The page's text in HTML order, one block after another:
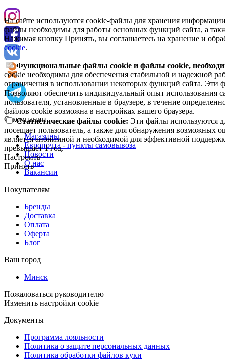
На сайте используются cookie-файлы для хранения
файлы необходимы для работы основных функций сайта, а
Нажимая кнопку Принять, вы соглашаетесь на хранение и
cookie.
Функциональные файлы cookie и файлы cookie,
cookie необходимы для обеспечения стабильной и надежной
ограничения в использовании некоторых функций сайта. Эти
Позволяют обеспечить индивидуальный опыт использования
пользователя, установленные в браузере, в течение
файлов cookie возможна в настройках вашего браузера.
Статистические файлы cookie: Эти файлы используются
посещает пользователь, а также для обнаружения возможных
является анонимной и необходимой для эффективной
превышает 1 год.
Настроить
Принять
О компании
Магазины
Европочта - пункты самовывоза
Новости
О нас
Вакансии
Покупателям
Бренды
Доставка
Оплата
Оферта
Блог
Ваш город
Минск
Пожаловаться руководителю
Изменить настройки cookie
Документы
Программа лояльности
Политика о защите персональных данных
Политика обработки файлов куки